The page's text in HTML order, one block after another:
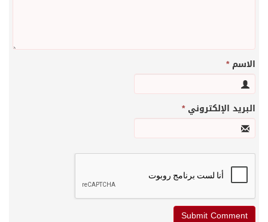
الاسم*
البريد الإلكتروني*